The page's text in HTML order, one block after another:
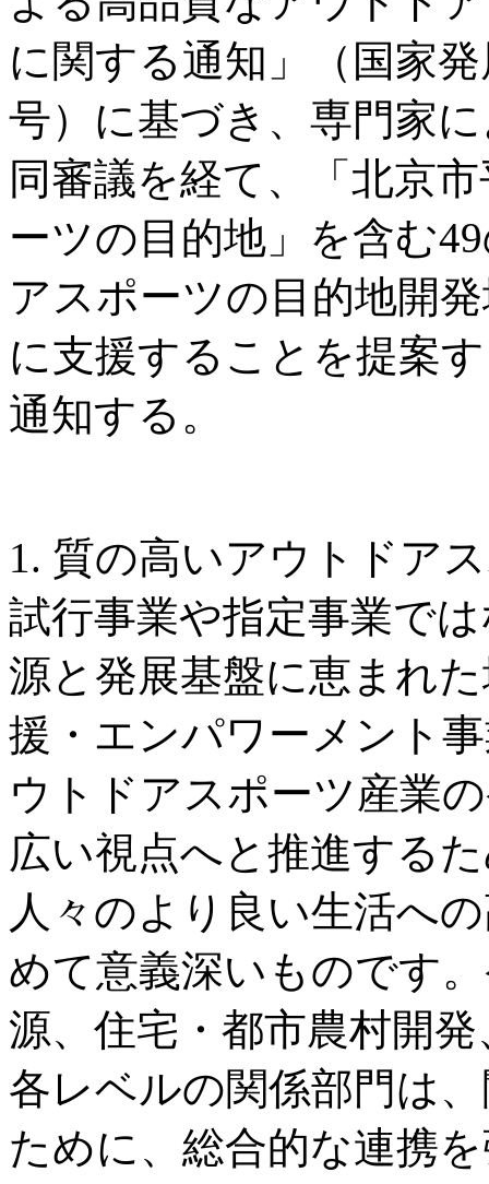
に関する通知」（国家
号）に基づき、専門家
同審議を経て、「北京
ーツの目的地」を含む
アスポーツの目的地開
に支援することを提案
通知する。
1. 質の高いアウトドア
試行事業や指定事業で
源と発展基盤に恵まれ
援・エンパワーメント
ウトドアスポーツ産業
広い視点へと推進する
人々のより良い生活へ
めて意義深いものです
源、住宅・都市農村開
各レベルの関係部門は
ために、総合的な連携